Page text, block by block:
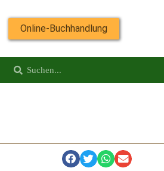
Online-Buchhandlung